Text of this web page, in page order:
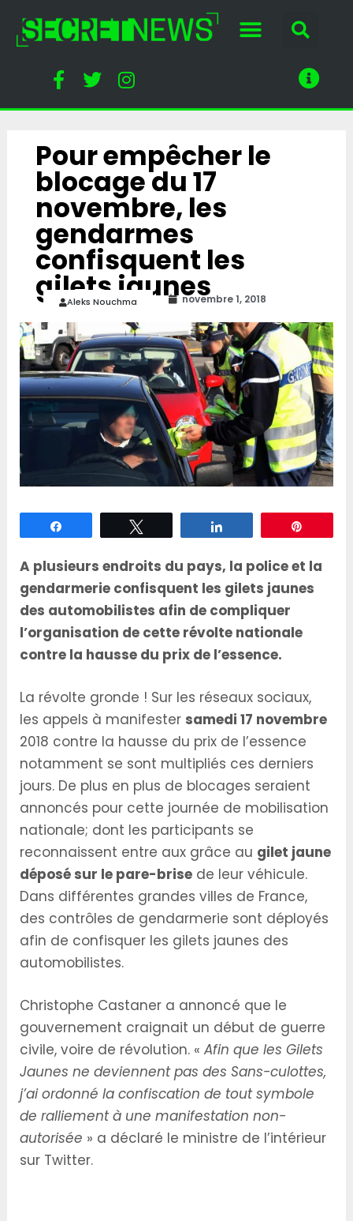
Pour empêcher le
blocage du 17
novembre, les
gendarmes
confisquent les
gilets jaunes
Aleks Nouchma novembre 1, 2018
A plusieurs endroits du pays, la police et la
gendarmerie confisquent les gilets jaunes
des automobilistes afin de compliquer
l’organisation de cette révolte nationale
contre la hausse du prix de l’essence.
La révolte gronde ! Sur les réseaux sociaux,
les appels à manifester samedi 17 novembre
2018 contre la hausse du prix de l’essence
notamment se sont multipliés ces derniers
jours. De plus en plus de blocages seraient
annoncés pour cette journée de mobilisation
nationale; dont les participants se
reconnaissent entre aux grâce au gilet jaune
déposé sur le pare-brise de leur véhicule.
Dans différentes grandes villes de France,
des contrôles de gendarmerie sont déployés
afin de confisquer les gilets jaunes des
automobilistes.
Christophe Castaner a annoncé que le
gouvernement craignait un début de guerre
civile, voire de révolution. «Afin que les Gilets
Jaunes ne deviennent pas des Sans-culottes,
j’ai ordonné la confiscation de tout symbole
de ralliement à une manifestation non-
autorisée » a déclaré le ministre de l’intérieur
sur Twitter.